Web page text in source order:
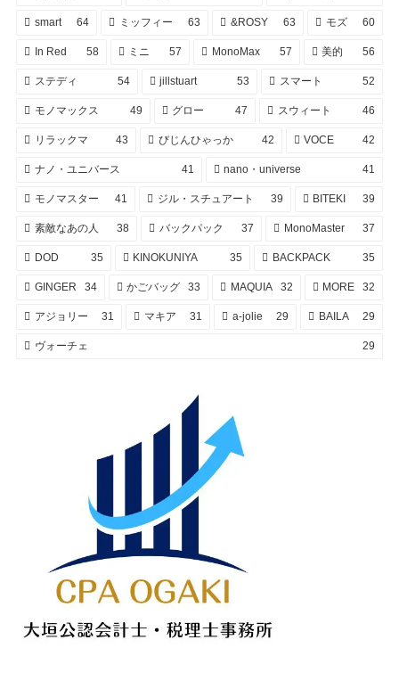
smart 64 ミッフィー 63 &ROSY 63 モズ 60
In Red 58 ミニ 57 MonoMax 57 美的 56
ステディ 54 jillstuart 53 スマート 52
モノマックス 49 グロー 47 スウィート 46
リラックマ 43 びじんひゃっか 42 VOCE 42
ナノ・ユニバース 41 nano・universe 41
モノマスター 41 ジル・スチュアート 39 BITEKI 39
素敵なあの人 38 バックパック 37 MonoMaster 37
DOD 35 KINOKUNIYA 35 BACKPACK 35
GINGER 34 かごバッグ 33 MAQUIA 32 MORE 32
アジョリー 31 マキア 31 a-jolie 29 BAILA 29
ヴォーチェ 29